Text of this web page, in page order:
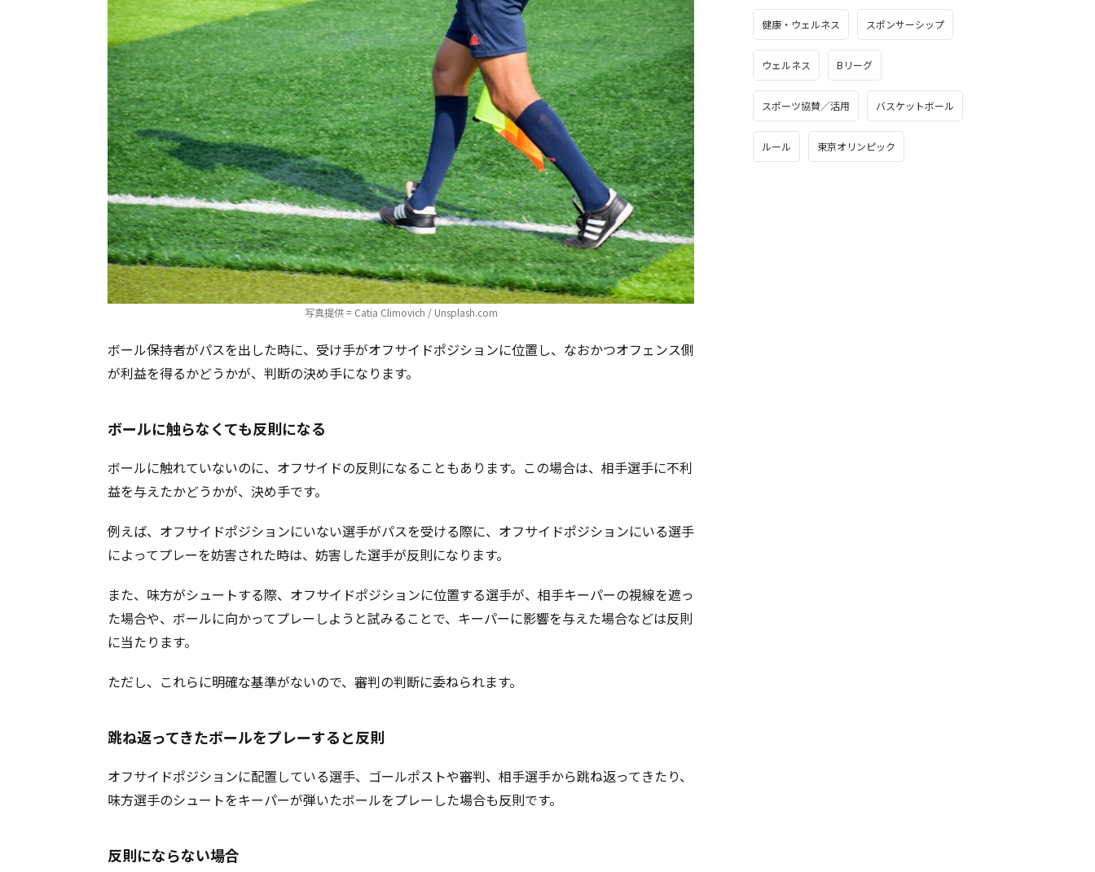
写真提供 = Catia Climovich / Unsplash.com
ボール保持者がパスを出した時に、受け手がオフサイドポジションに位置し、なおかつオフェンス側
が利益を得るかどうかが、判断の決め手になります。
ボールに触らなくても反則になる
ボールに触れていないのに、オフサイドの反則になることもあります。この場合は、相手選手に不利
益を与えたかどうかが、決め手です。
例えば、オフサイドポジションにいない選手がパスを受ける際に、オフサイドポジションにいる選手
によってプレーを妨害された時は、妨害した選手が反則になります。
また、味方がシュートする際、オフサイドポジションに位置する選手が、相手キーパーの視線を遮っ
た場合や、ボールに向かってプレーしようと試みることで、キーパーに影響を与えた場合などは反則
に当たります。
ただし、これらに明確な基準がないので、審判の判断に委ねられます。
跳ね返ってきたボールをプレーすると反則
オフサイドポジションに配置している選手、ゴールポストや審判、相手選手から跳ね返ってきたり、
味方選手のシュートをキーパーが弾いたボールをプレーした場合も反則です。
反則にならない場合
健康・ウェルネス スポンサーシップ
ウェルネス Bリーグ
スポーツ協賛／活用 バスケットボール
ルール 東京オリンピック